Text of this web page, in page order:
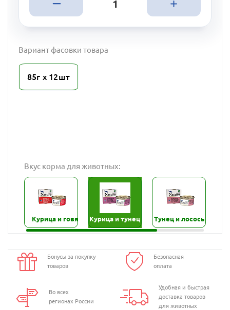
Вариант фасовки товара
85г х 12шт
Вкус корма для животных:
Курица и говядинаКурица и тунец Тунец и лосось
Бонусы за покупку
товаров
Безопасная
оплата
Во всех
регионах России
Удобная и быстрая
доставка товаров
для животных